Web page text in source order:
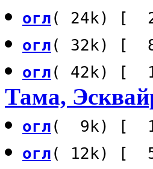
огл(
огл(
огл(
Тама,
огл( 9k)
огл(